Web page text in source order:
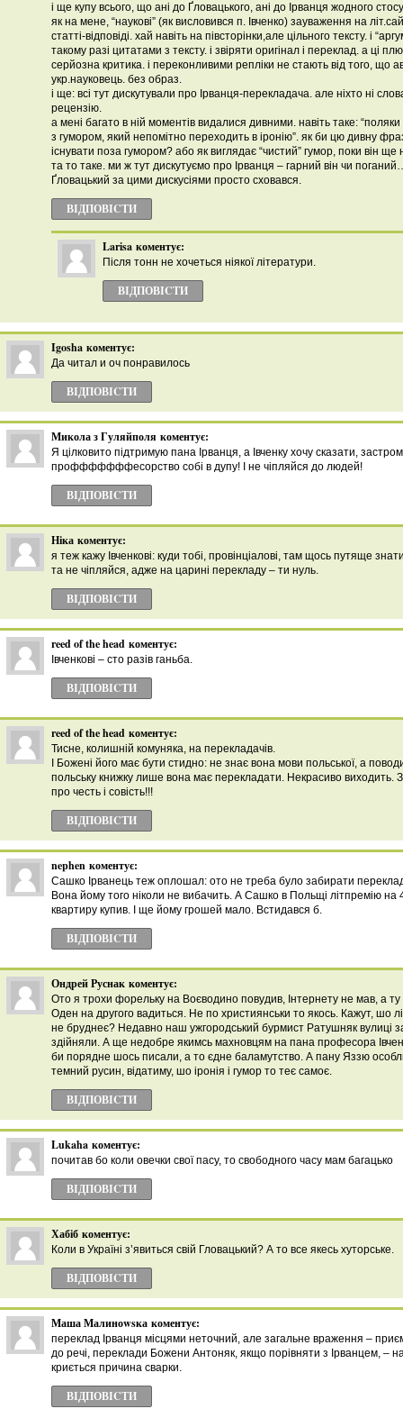
і ще купу всього, що ані до Ґловацького, ані до Ірванця жодного
як на мене, “наукові” (як висловився п. Івченко) зауваження на
статті-відповіді. хай навіть на півсторінки,але цільного тексту. і
такому разі цитатами з тексту. і звіряти оригінал і переклад. а ці
серйозна критика. і переконливими репліки не стають від того, що
укр.науковець. без образ.
і ще: всі тут дискутували про Ірванця-перекладача. але ніхто ні
рецензію.
а мені багато в ній моментів видалися дивними. навіть таке:
з гумором, який непомітно переходить в іронію”. як би цю дивну
існувати поза гумором? або як виглядає “чистий” гумор, поки він
та то таке. ми ж тут дискутуємо про Ірванця – гарний він чи
Ґловацький за цими дискусіями просто сховався.
ВІДПОВІCТИ
Larisa коментує:
Після тонн не хочеться ніякої літератури.
ВІДПОВІCТИ
Igosha коментує:
Да читал и оч понравилось
ВІДПОВІCТИ
Микола з Гуляйполя коментує:
Я цілковито підтримую пана Ірванця, а Івченку хочу сказати,
профффффффесорство собі в дупу! І не чіпляйся до людей!
ВІДПОВІCТИ
Ніка коментує:
я теж кажу Івченкові: куди тобі, провінціалові, там щось путяще
та не чіпляйся, адже на царині перекладу – ти нуль.
ВІДПОВІCТИ
reed of the head коментує:
Івченкові – сто разів ганьба.
ВІДПОВІCТИ
reed of the head коментує:
Тисне, колишній комуняка, на перекладачів.
І Божені його має бути стидно: не знає вона мови польської, а
польську книжку лише вона має перекладати. Некрасиво виходить.
про честь і совість!!!
ВІДПОВІCТИ
nephen коментує:
Сашко Ірванець теж оплошал: ото не треба було забирати
Вона йому того ніколи не вибачить. А Сашко в Польщі літпремію
квартиру купив. І ще йому грошей мало. Встидався б.
ВІДПОВІCТИ
Ондрей Руснак коментує:
Ото я трохи форельку на Воєводино повудив, Інтернету не мав, а ту
Оден на другого вадиться. Не по християнськи то якось. Кажут, шо
не бруднеє? Недавно наш ужгородський бурмист Ратушняк вулиці
здійняли. А ще недобре якимсь махновцям на пана професора
би порядне шось писали, а то єдне баламутство. А пану Яззю
темний русин, відатиму, шо іронія і гумор то теє самоє.
ВІДПОВІCТИ
Lukaha коментує:
почитав бо коли овечки свої пасу, то свободного часу мам багацько
ВІДПОВІCТИ
Хабіб коментує:
Коли в Україні з’явиться свій Гловацький? А то все якесь хуторське.
ВІДПОВІCТИ
Маша Малиноwsка коментує:
переклад Ірванця місцями неточний, але загальне враження –
до речі, переклади Божени Антоняк, якщо порівняти з Ірванцем, –
криється причина сварки.
ВІДПОВІCТИ